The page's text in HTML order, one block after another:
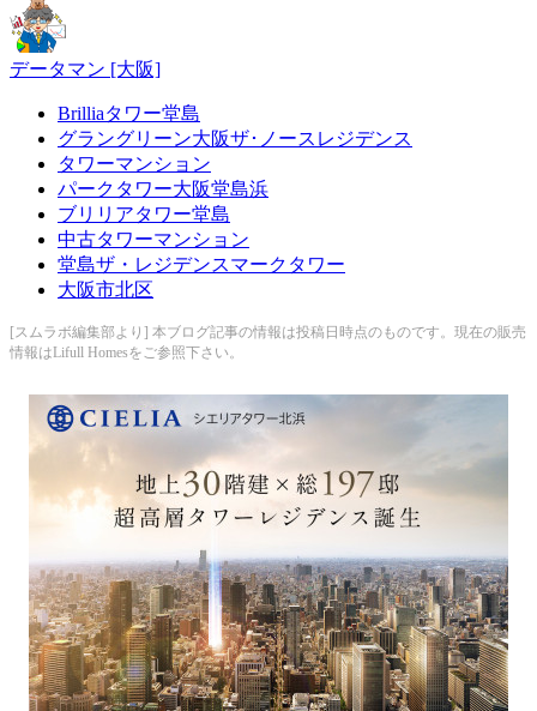
データマン [大阪]
Brilliaタワー堂島
グラングリーン大阪ザ･ノースレジデンス
タワーマンション
パークタワー大阪堂島浜
ブリリアタワー堂島
中古タワーマンション
堂島ザ・レジデンスマークタワー
大阪市北区
[スムラボ編集部より] 本ブログ記事の情報は投稿日時点のものです。現在の販売
情報はLifull Homesをご参照下さい。